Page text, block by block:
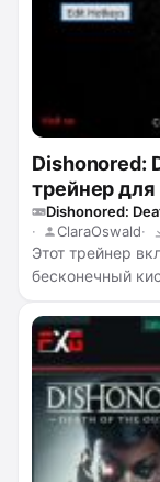
Dishonored:
трейнер для
MrAntiFun
Dishonored:
ClaraOswald
Этот трейнер
бесконечный
патроны,
целебный
здоровье.